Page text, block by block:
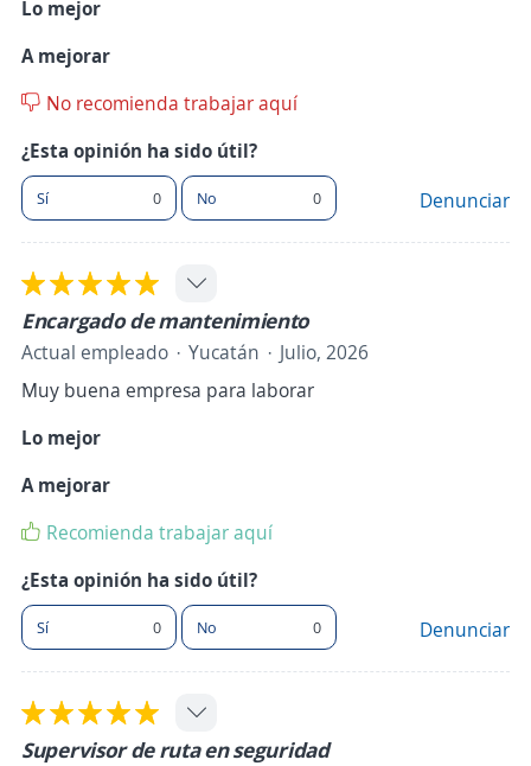
Lo mejor
A mejorar
No recomienda trabajar aquí
¿Esta opinión ha sido útil?
Sí 0 No 0 Denunciar
Encargado de mantenimiento
Actual empleado Yucatán
Julio, 2026
Muy buena empresa para laborar
Lo mejor
A mejorar
Recomienda trabajar aquí
¿Esta opinión ha sido útil?
Sí 0 No 0 Denunciar
Supervisor de ruta en seguridad